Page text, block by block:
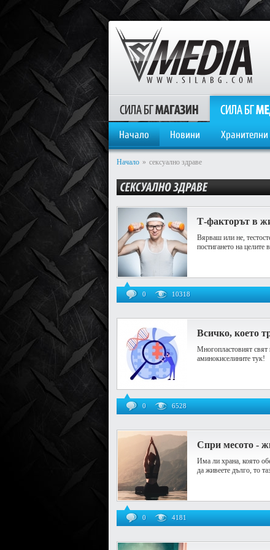
Начало Новини
Начало » сексуално здраве
Т-факторът в
Вярваш или не,
постигането на целите
0 10318
Всичко, което
Многопластовият свят
аминокиселините тук!
0 6528
Спри месото -
Има ли храна, която
да живеете дълго, то
0 4181